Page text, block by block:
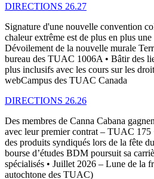
DIRECTIONS 26.27
Signature d'une nouvelle convention
chaleur extrême est de plus en plus
Dévoilement de la nouvelle murale
bureau des TUAC 1006A • Bâtir des
plus inclusifs avec les cours sur les
webCampus des TUAC Canada
DIRECTIONS 26.26
Des membres de Canna Cabana
avec leur premier contrat – TUAC 175
des produits syndiqués lors de la fête
bourse d’études BDM poursuit sa
spécialisés • Juillet 2026 – Lune de la
autochtone des TUAC)